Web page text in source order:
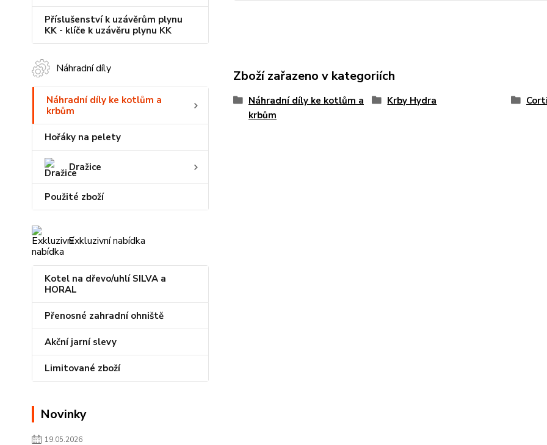
Příslušenství k uzávěrům plynu
KK - klíče k uzávěru plynu KK
Náhradní díly
Náhradní díly ke kotlům a
krbům
Hořáky na pelety
Dražice
Použité zboží
Exkluzivní nabídka
Kotel na dřevo/uhlí SILVA a
HORAL
Přenosné zahradní ohniště
Akční jarní slevy
Limitované zboží
Novinky
19.05.2026
Zboží zařazeno v kategoriích
Náhradní díly ke kotlům a
krbům
Krby Hydra